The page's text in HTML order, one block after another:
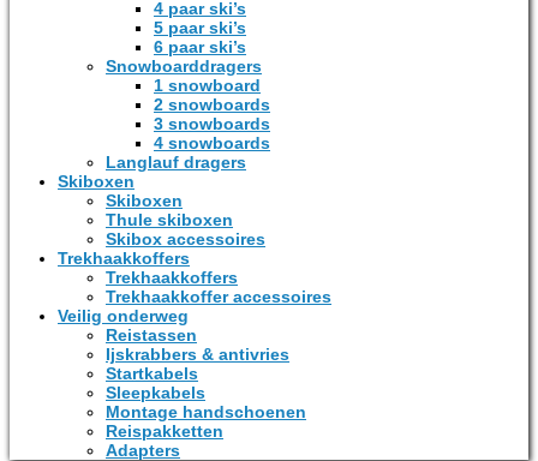
4 paar ski’s
5 paar ski’s
6 paar ski’s
Snowboarddragers
1 snowboard
2 snowboards
3 snowboards
4 snowboards
Langlauf dragers
Skiboxen
Skiboxen
Thule skiboxen
Skibox accessoires
Trekhaakkoffers
Trekhaakkoffers
Trekhaakkoffer accessoires
Veilig onderweg
Reistassen
Ijskrabbers & antivries
Startkabels
Sleepkabels
Montage handschoenen
Reispakketten
Adapters